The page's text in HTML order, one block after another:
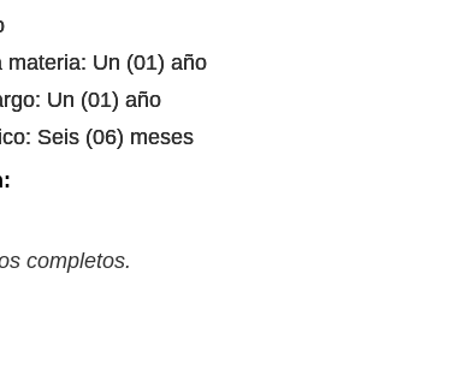
Un (01) año
Un (01) año
Seis (06) meses
completos.